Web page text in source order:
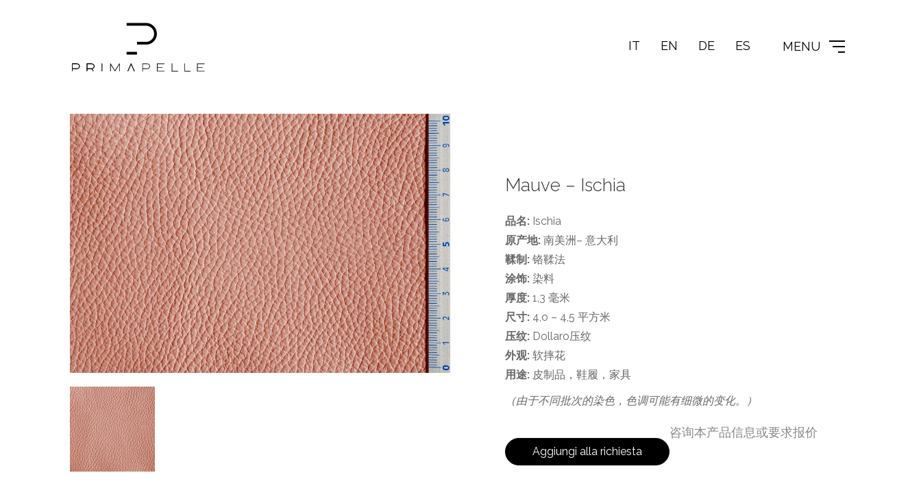
IT EN DE ES MENU
Mauve – Ischia
品名: Ischia
原产地: 南美洲– 意大利
鞣制: 铬鞣法
涂饰: 染料
厚度: 1,3 毫米
尺寸: 4,o – 4,5 平方米
压纹: Dollaro压纹
外观: 软摔花
用途: 皮制品，鞋履，家具
（由于不同批次的染色，色调可能有细微的变化。）
咨询本产品信息或要求报价
Aggiungi alla richiesta